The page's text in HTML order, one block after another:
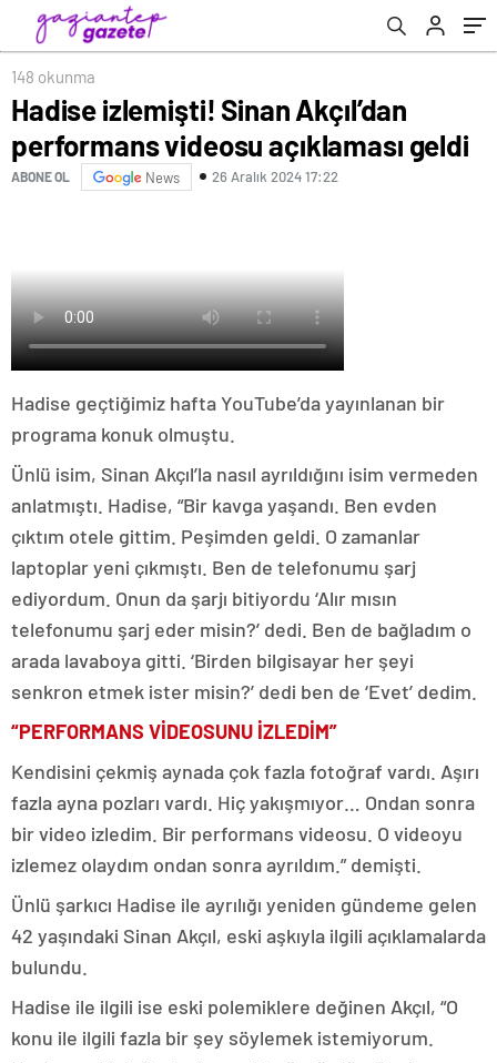
148 okunma
Hadise izlemişti! Sinan Akçıl’dan
performans videosu açıklaması geldi
ABONE OL News 26 Aralık 2024 17:22
Hadise geçtiğimiz hafta YouTube’da yayınlanan bir
programa konuk olmuştu.
Ünlü isim, Sinan Akçıl’la nasıl ayrıldığını isim vermeden
anlatmıştı. Hadise, “Bir kavga yaşandı. Ben evden
çıktım otele gittim. Peşimden geldi. O zamanlar
laptoplar yeni çıkmıştı. Ben de telefonumu şarj
ediyordum. Onun da şarjı bitiyordu ‘Alır mısın
telefonumu şarj eder misin?’ dedi. Ben de bağladım o
arada lavaboya gitti. ‘Birden bilgisayar her şeyi
senkron etmek ister misin?’ dedi ben de ‘Evet’ dedim.
“PERFORMANS VİDEOSUNU İZLEDİM”
Kendisini çekmiş aynada çok fazla fotoğraf vardı. Aşırı
fazla ayna pozları vardı. Hiç yakışmıyor… Ondan sonra
bir video izledim. Bir performans videosu. O videoyu
izlemez olaydım ondan sonra ayrıldım.” demişti.
Ünlü şarkıcı Hadise ile ayrılığı yeniden gündeme gelen
42 yaşındaki Sinan Akçıl, eski aşkıyla ilgili açıklamalarda
bulundu.
Hadise ile ilgili ise eski polemiklere değinen Akçıl, “O
konu ile ilgili fazla bir şey söylemek istemiyorum.